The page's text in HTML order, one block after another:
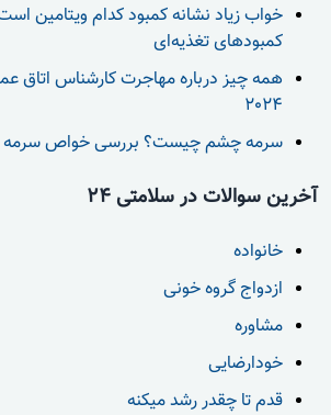
خواب زیاد نشانه کمبود کدام ویتامین
کمبودهای تغذیه‌ای
همه چیز درباره مهاجرت کارشناس اتاق
2024
سرمه چشم چیست؟ بررسی خواص
آخرین سوالات در سلامتی 24
خانواده
ازدواج گروه خونی
مشاوره
خودارضایی
قدم تا چقدر رشد میکنه